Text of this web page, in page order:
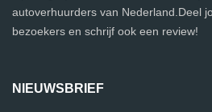
autoverhuurders van Nederland.Deel
bezoekers en schrijf ook een review!
NIEUWSBRIEF